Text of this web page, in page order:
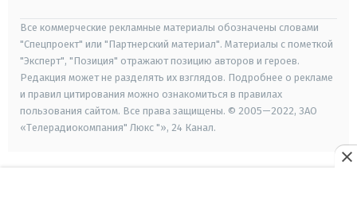
Все коммерческие рекламные материалы обозначены словами
"Спецпроект" или "Партнерский материал". Материалы с пометкой
"Эксперт", "Позиция" отражают позицию авторов и героев.
Редакция может не разделять их взглядов. Подробнее о рекламе
и правил цитирования можно ознакомиться в правилах
пользования сайтом. Все права защищены. © 2005—2022, ЗАО
«Телерадиокомпания" Люкс "», 24 Канал.